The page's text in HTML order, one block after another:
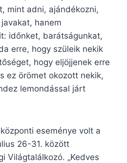
mint adni, ajándékozni,
hanem
időnket, barátságunkat,
erre, hogy szüleik nekik
hogy eljöjjenek erre
ez örömet okozott nekik,
lemondással járt
eseménye volt a
26-31. között
Világtalálkozó. „Kedves